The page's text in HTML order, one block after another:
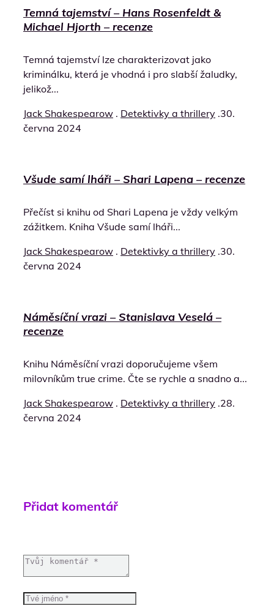
Temná tajemství – Hans Rosenfeldt &
Michael Hjorth – recenze
Temná tajemství lze charakterizovat jako
kriminálku, která je vhodná i pro slabší žaludky,
jelikož...
Jack Shakespearow . Detektivky a thrillery .30.
června 2024
Všude samí lháři – Shari Lapena – recenze
Přečíst si knihu od Shari Lapena je vždy velkým
zážitkem. Kniha Všude samí lháři...
Jack Shakespearow . Detektivky a thrillery .30.
června 2024
Náměsíční vrazi – Stanislava Veselá –
recenze
Knihu Náměsíční vrazi doporučujeme všem
milovníkům true crime. Čte se rychle a snadno a...
Jack Shakespearow . Detektivky a thrillery .28.
června 2024
Přidat komentář